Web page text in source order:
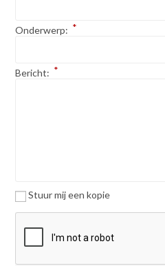
Onderwerp: *
Bericht: *
Stuur mij een kopie